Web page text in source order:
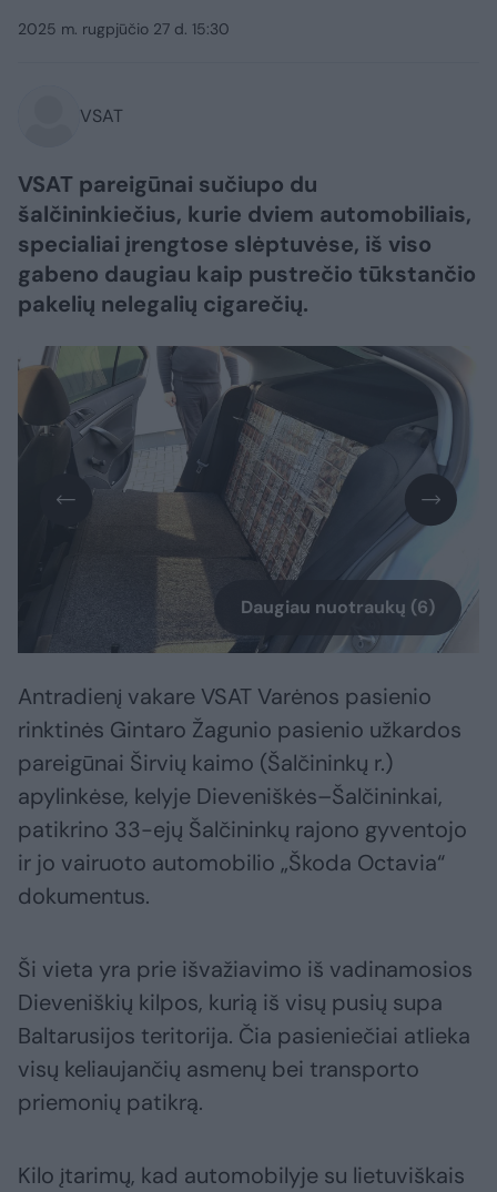
2025 m. rugpjūčio 27 d. 15:30
VSAT
VSAT pareigūnai sučiupo du
šalčininkiečius, kurie dviem automobiliais,
specialiai įrengtose slėptuvėse, iš viso
gabeno daugiau kaip pustrečio tūkstančio
pakelių nelegalių cigarečių.
Daugiau nuotraukų (6)
Antradienį vakare VSAT Varėnos pasienio
rinktinės Gintaro Žagunio pasienio užkardos
pareigūnai Širvių kaimo (Šalčininkų r.)
apylinkėse, kelyje Dieveniškės–Šalčininkai,
patikrino 33-ejų Šalčininkų rajono gyventojo
ir jo vairuoto automobilio „Škoda Octavia“
dokumentus.
Ši vieta yra prie išvažiavimo iš vadinamosios
Dieveniškių kilpos, kurią iš visų pusių supa
Baltarusijos teritorija. Čia pasieniečiai atlieka
visų keliaujančių asmenų bei transporto
priemonių patikrą.
Kilo įtarimų, kad automobilyje su lietuviškais